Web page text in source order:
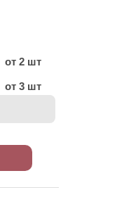
от 2 шт
от 3 шт